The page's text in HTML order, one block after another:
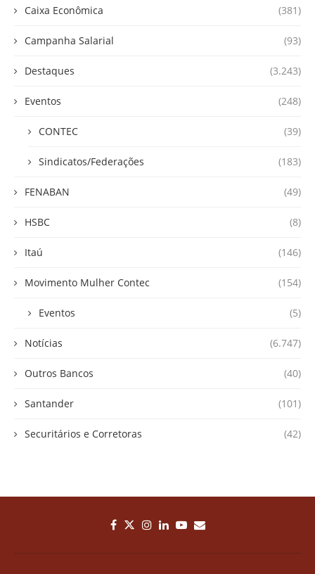
Caixa Econômica (381)
Campanha Salarial (93)
Destaques (3.243)
Eventos (248)
CONTEC (39)
Sindicatos/Federações (183)
FENABAN (49)
HSBC (8)
Itaú (146)
Movimento Mulher Contec (154)
Eventos (5)
Notícias (6.747)
Outros Bancos (40)
Santander (101)
Securitários e Corretoras (42)